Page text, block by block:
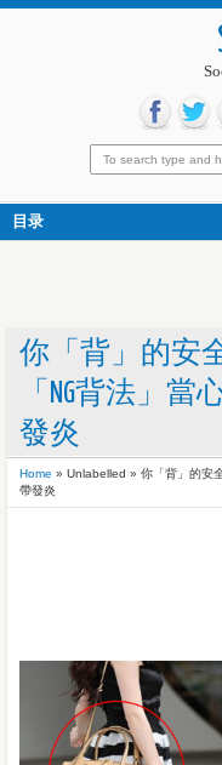
目录
你「背」的安
「NG背法」
發炎
Home » Unlabelled » 你「背」的安
帶發炎